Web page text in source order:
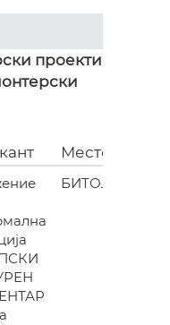
проекти
Место
БИТОЛА